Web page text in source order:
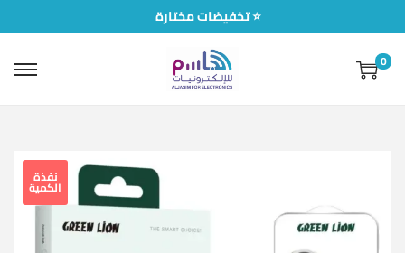
تخفيضات مختارة ⭐
0
نفذة
الكمية